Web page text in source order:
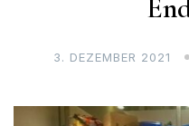
3. DEZEMBER 2021